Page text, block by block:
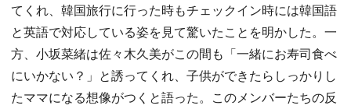
てくれ、韓国旅行に行った時もチェックイン時には韓国語
と英語で対応している姿を見て驚いたことを明かした。一
方、小坂菜緒は佐々木久美がこの間も「一緒にお寿司食べ
にいかない？」と誘ってくれ、子供ができたらしっかりし
たママになる想像がつくと語った。このメンバーたちの反